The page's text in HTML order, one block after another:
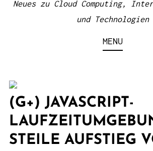
Neues zu Cloud Computing,
und Technologien
MENU
(G+) JAVASCRIPT-
STEILE AUFSTIEG